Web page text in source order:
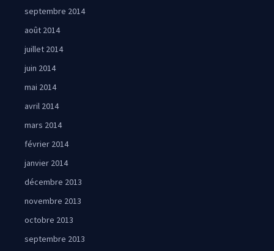
septembre 2014
août 2014
juillet 2014
juin 2014
mai 2014
avril 2014
mars 2014
février 2014
janvier 2014
décembre 2013
novembre 2013
octobre 2013
septembre 2013